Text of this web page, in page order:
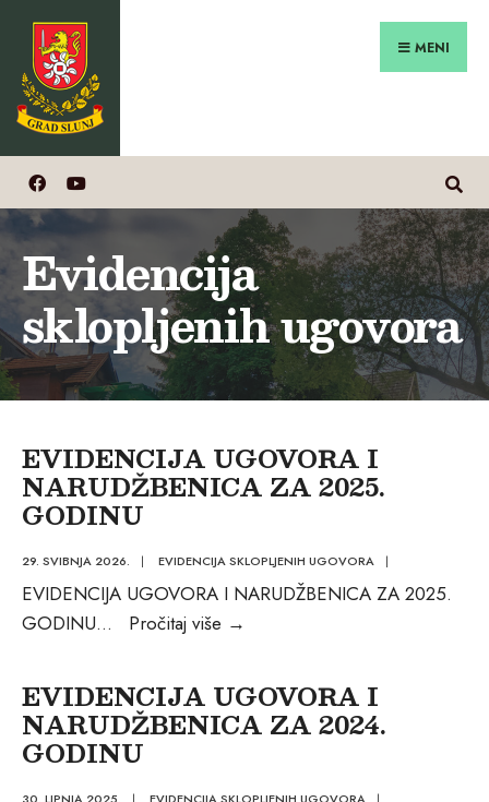
Preskoči
sadržaj
MENI
Evidencija
sklopljenih ugovora
EVIDENCIJA UGOVORA I
NARUDŽBENICA ZA 2025.
GODINU
29. SVIBNJA 2026. | EVIDENCIJA SKLOPLJENIH UGOVORA |
EVIDENCIJA UGOVORA I NARUDŽBENICA ZA 2025.
GODINU... Pročitaj više →
I
NARUDŽBENICA
ZA
EVIDENCIJA UGOVORA I
NARUDŽBENICA ZA 2024.
GODINU
for: